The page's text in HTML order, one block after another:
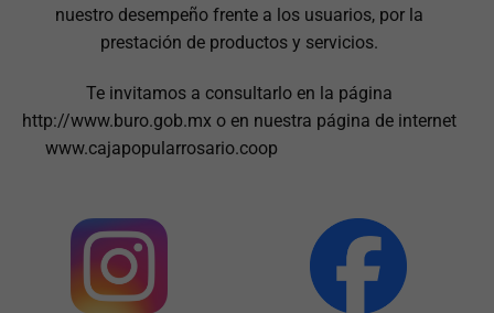
nuestro desempeño frente a los usuarios, por la
prestación de productos y servicios.
Te invitamos a consultarlo en la página
http://www.buro.gob.mx o en nuestra página de internet
www.cajapopularrosario.coop